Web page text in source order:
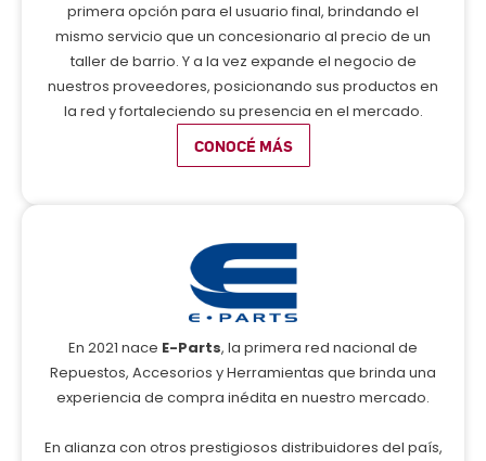
primera opción para el usuario final, brindando el
mismo servicio que un concesionario al precio de un
taller de barrio. Y a la vez expande el negocio de
nuestros proveedores, posicionando sus productos en
la red y fortaleciendo su presencia en el mercado.
CONOCÉ MÁS
En 2021 nace E-Parts, la primera red nacional de
Repuestos, Accesorios y Herramientas que brinda una
experiencia de compra inédita en nuestro mercado.
En alianza con otros prestigiosos distribuidores del país,